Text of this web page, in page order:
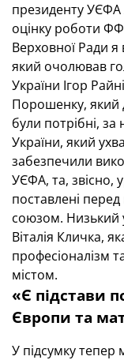
президенту УЄФА
оцінку роботи
Верховної Ради я
який очолював
України Ігор
Порошенку, який
були потрібні,
України, який
забезпечили
УЄФА, та, звісно,
поставлені
союзом. Низький
Віталія Кличка,
професіоналізм
містом.
«Є підстави
Європи та
У підсумку